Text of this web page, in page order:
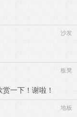
沙发
板凳
一下！谢啦！
地板